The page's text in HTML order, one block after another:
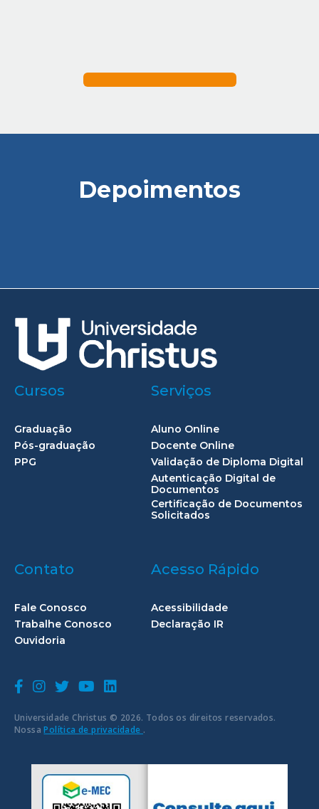
Depoimentos
Universidade Christus © 2026. Todos os direitos reservados.
NossaPolítica de privacidade .
Cursos
Graduação
Pós-graduação
PPG
Serviços
Aluno Online
Docente Online
Validação de Diploma Digital
Autenticação Digital de
Documentos
Certificação de Documentos
Solicitados
Contato
Fale Conosco
Trabalhe Conosco
Ouvidoria
Acesso Rápido
Acessibilidade
Declaração IR